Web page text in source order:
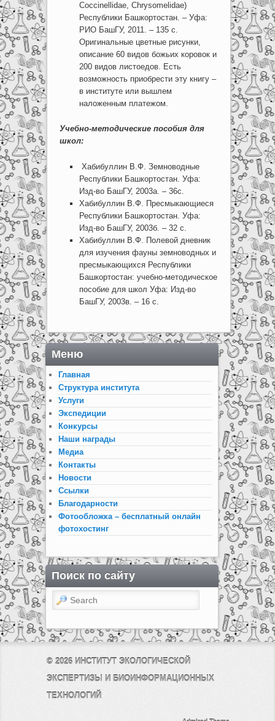
Coccinellidae, Chrysomelidae)
Республики Башкортостан. – Уфа:
РИО БашГУ, 2011. – 135 с.
Оригинальные цветные рисунки,
описание 60 видов божьих коровок и
200 видов листоедов. Есть
возможность приобрести эту книгу –
в институте или вышлем
наложенным платежом.
Учебно-методические пособия для
школ:
Хабибуллин В.Ф. Земноводные
Республики Башкортостан. Уфа:
Изд-во БашГУ, 2003а. – 36с.
Хабибуллин В.Ф. Пресмыкающиеся
Республики Башкортостан. Уфа:
Изд-во БашГУ, 2003б. – 32 с.
Хабибуллин В.Ф. Полевой дневник
для изучения фауны земноводных и
пресмыкающихся Республики
Башкортостан: учебно-методическое
пособие для школ Уфа: Изд-во
БашГУ, 2003в. – 16 с.
Меню
Главная
Структура института
Услуги
Экспедиции
Конкурсы
Наши награды
Медиа
Контакты
Новости
Ссылки
Благодарности
Фотообложка – бесплатный онлайн
фотохостинг
Поиск по сайту
Search
© 2026 ИНСТИТУТ ЭКОЛОГИЧЕСКОЙ
ЭКСПЕРТИЗЫ И БИОИНФОРМАЦИОННЫХ
ТЕХНОЛОГИЙ